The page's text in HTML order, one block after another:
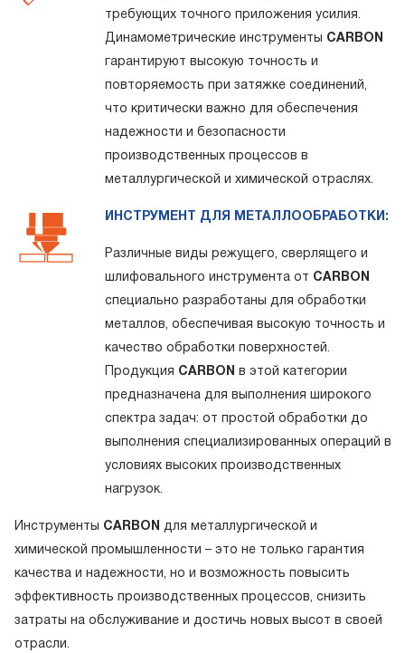
требующих точного приложения усилия.
Динамометрические инструменты CARBON
гарантируют высокую точность и
повторяемость при затяжке соединений,
что критически важно для обеспечения
надежности и безопасности
производственных процессов в
металлургической и химической отраслях.
ИНСТРУМЕНТ ДЛЯ МЕТАЛЛООБРАБОТКИ:
Различные виды режущего, сверлящего и
шлифовального инструмента от CARBON
специально разработаны для обработки
металлов, обеспечивая высокую точность и
качество обработки поверхностей.
Продукция CARBON в этой категории
предназначена для выполнения широкого
спектра задач: от простой обработки до
выполнения специализированных операций в
условиях высоких производственных
нагрузок.
Инструменты CARBON для металлургической и
химической промышленности – это не только гарантия
качества и надежности, но и возможность повысить
эффективность производственных процессов, снизить
затраты на обслуживание и достичь новых высот в своей
отрасли.